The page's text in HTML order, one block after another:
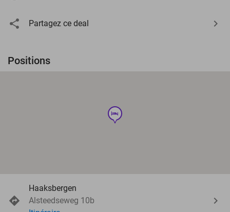
Partagez ce deal
Positions
hotel
Haaksbergen
Alsteedseweg 10b